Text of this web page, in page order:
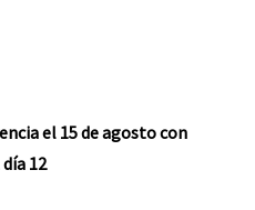
el 15 de agosto con
12